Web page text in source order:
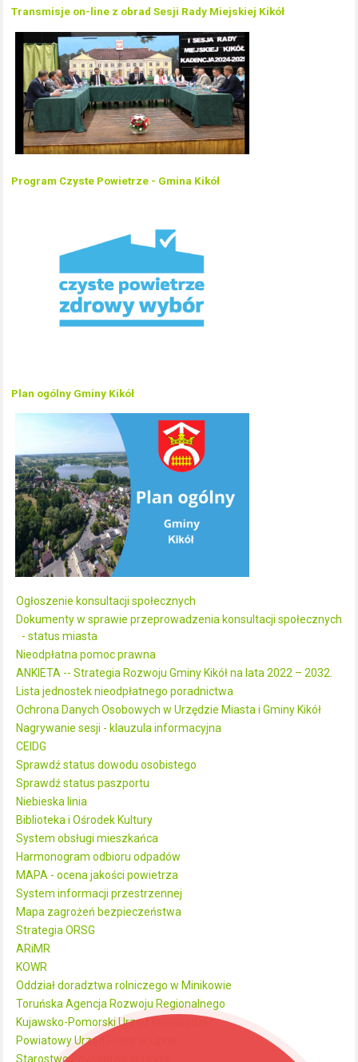
Transmisje on-line z obrad Sesji Rady Miejskiej Kikół
Program Czyste Powietrze - Gmina Kikół
Plan ogólny Gminy Kikół
Ogłoszenie konsultacji społecznych
Dokumenty w sprawie przeprowadzenia konsultacji społecznych
- status miasta
Nieodpłatna pomoc prawna
ANKIETA -- Strategia Rozwoju Gminy Kikół na lata 2022 – 2032.
Lista jednostek nieodpłatnego poradnictwa
Ochrona Danych Osobowych w Urzędzie Miasta i Gminy Kikół
Nagrywanie sesji - klauzula informacyjna
CEIDG
Sprawdź status dowodu osobistego
Sprawdź status paszportu
Niebieska linia
Biblioteka i Ośrodek Kultury
System obsługi mieszkańca
Harmonogram odbioru odpadów
MAPA - ocena jakości powietrza
System informacji przestrzennej
Mapa zagrożeń bezpieczeństwa
Strategia ORSG
ARiMR
KOWR
Oddział doradztwa rolniczego w Minikowie
Toruńska Agencja Rozwoju Regionalnego
Kujawsko-Pomorski Urząd Wojewódzki
Powiatowy Urząd Pracy w Lipnie
Starostwo Powiatowe w Lipnie